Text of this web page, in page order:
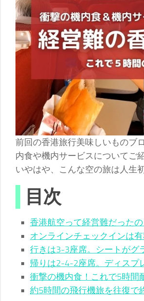
前回の香港旅行美味しいものブ
内食や機内サービスについてご
いやはや、こんな空の旅は人生
目次
香港航空って経営難だったの
オンラインチェックインは
行きは3-3座席。シートがグ
帰りは2-4-2座席。ディスプ
衝撃の機内食！これで5時間
約5時間の飛行機旅を往復で